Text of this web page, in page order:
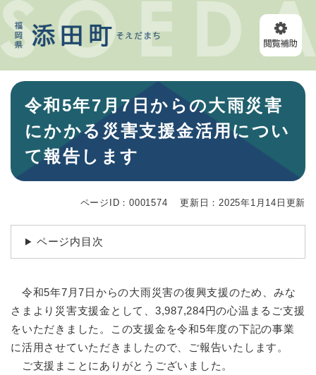
ペ
ー
の
メニューを飛ばして本文へ
本
令和5年7月7日からの大雨災害
にかかる災害支援金活用につい
て報告します
ページID：0001574 更新日：2025年1月14日更新
ページ内目次
令和5年7月7日からの大雨災害の復興支援のため、みな
さまより災害支援金として、3,987,284円の心温まるご支援
をいただきました。この支援金を令和5年度の下記の事業
に活用させていただきましたので、ご報告いたします。
ご支援まことにありがとうございました。